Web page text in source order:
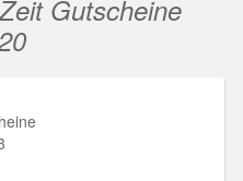
Gutscheine